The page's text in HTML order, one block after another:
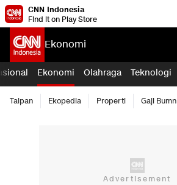
CNN Indonesia
Find it on Play Store
Ekonomi
Ekonomi Olahraga Teknologi
Taipan Ekopedia Properti Gaji Bumn